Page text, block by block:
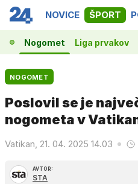
NOVICE ŠPORT
Nogomet Liga prvakov
NOGOMET
Poslovil se je
nogometa v
Vatikan, 21. 04. 2025 14.03
AVTOR:
STA